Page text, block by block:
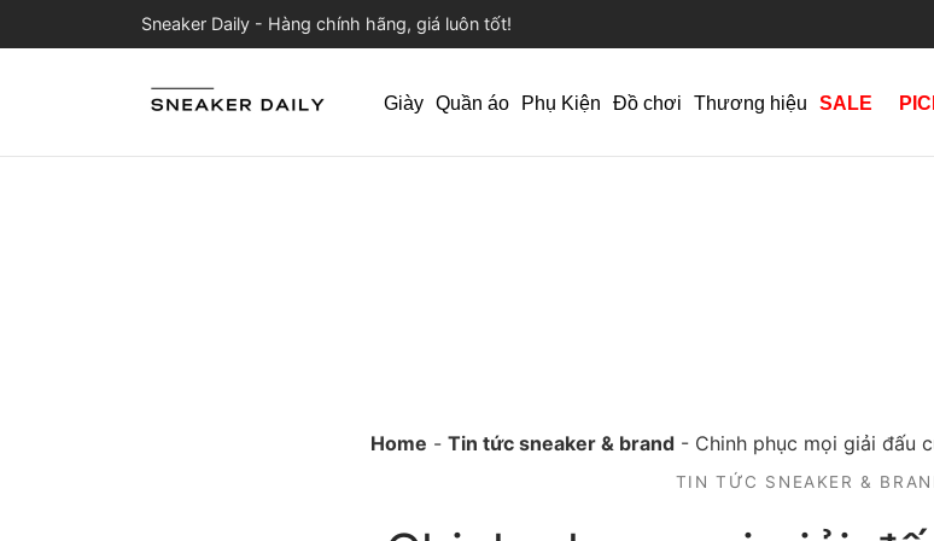
Sneaker Daily - Hàng chính hãng, giá luôn tốt!
Giày Quần áo Phụ Kiện Đồ chơi Thương hiệu SALE
Home - Tin tức sneaker & brand - Chinh phục mọi giải đấu
TIN TỨC SNEAKER &